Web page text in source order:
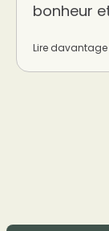
bonheur
Lire davantage